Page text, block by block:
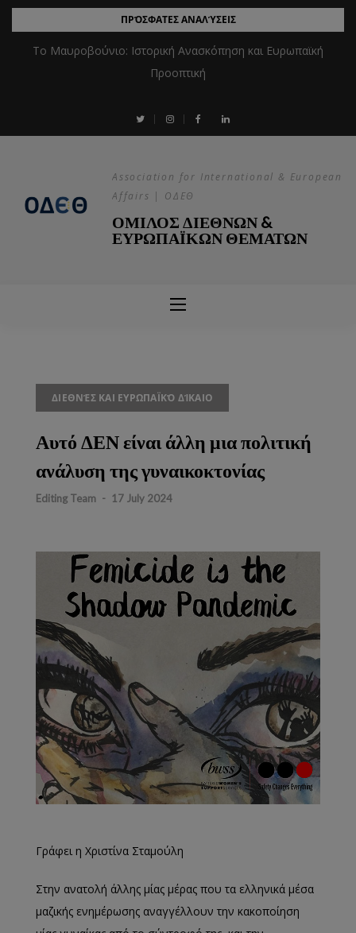
ΠΡΌΣΦΑΤΕΣ ΑΝΑΛΎΣΕΙΣ
Το Μαυροβούνιο: Ιστορική Ανασκόπηση και Ευρωπαϊκή
Προοπτική
Association for International & European
Affairs | ΟΔΕΘ
ΟΜΙΛΟΣ ΔΙΕΘΝΩΝ &
ΕΥΡΩΠΑΪΚΩΝ ΘΕΜΑΤΩΝ
ΔΙΕΘΝΈΣ ΚΑΙ ΕΥΡΩΠΑΪΚΌ ΔΊΚΑΙΟ
Αυτό ΔΕΝ είναι άλλη μια πολιτική
ανάλυση της γυναικοκτονίας
Editing Team - 17 July 2024
Γράφει η Χριστίνα Σταμούλη
Στην ανατολή άλλης μίας μέρας που τα ελληνικά μέσα
μαζικής ενημέρωσης αναγγέλλουν την κακοποίηση